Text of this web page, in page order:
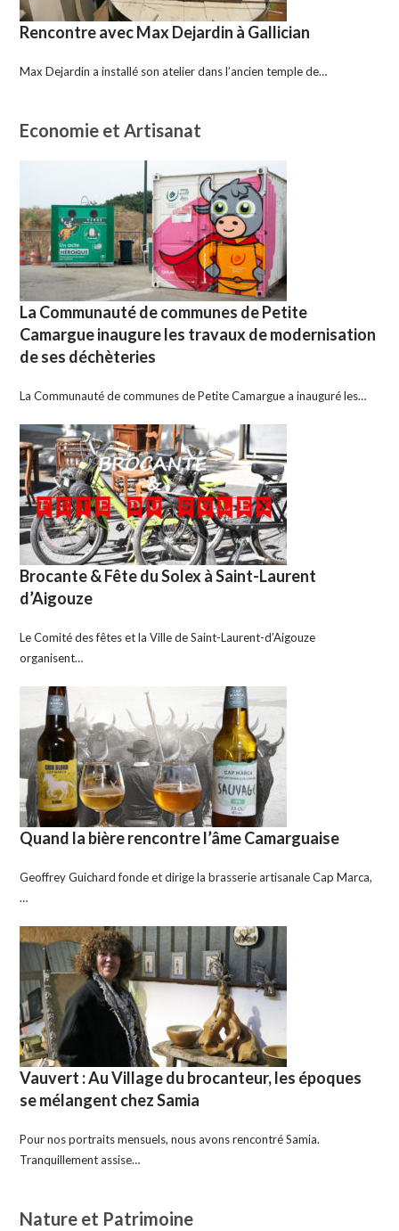
Rencontre avec Max Dejardin à Gallician
Max Dejardin a installé son atelier dans l’ancien temple de…
Economie et Artisanat
La Communauté de communes de Petite
Camargue inaugure les travaux de modernisation
de ses déchèteries
La Communauté de communes de Petite Camargue a inauguré les…
Brocante & Fête du Solex à Saint-Laurent
d’Aigouze
Le Comité des fêtes et la Ville de Saint-Laurent-d’Aigouze
organisent…
Quand la bière rencontre l’âme Camarguaise
Geoffrey Guichard fonde et dirige la brasserie artisanale Cap Marca,
…
Vauvert : Au Village du brocanteur, les époques
se mélangent chez Samia
Pour nos portraits mensuels, nous avons rencontré Samia.
Tranquillement assise…
Nature et Patrimoine